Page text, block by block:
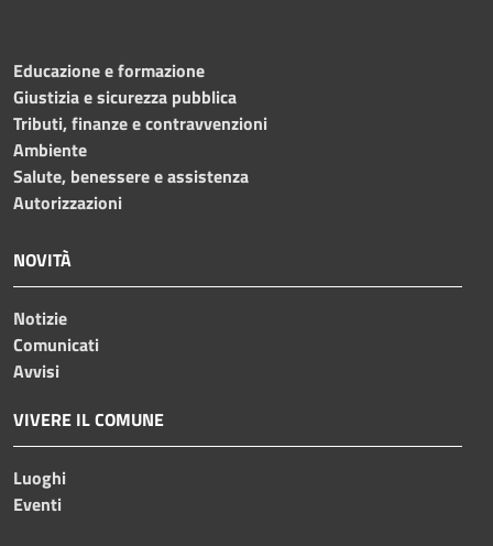
Educazione e formazione
Giustizia e sicurezza pubblica
Tributi, finanze e contravvenzioni
Ambiente
Salute, benessere e assistenza
Autorizzazioni
NOVITÀ
Notizie
Comunicati
Avvisi
VIVERE IL COMUNE
Luoghi
Eventi